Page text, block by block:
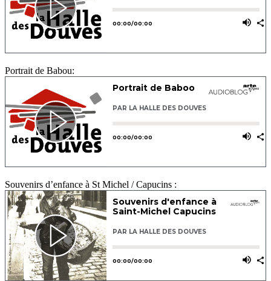
Portrait de Babou:
Souvenirs d’enfance à St Michel / Capucins :